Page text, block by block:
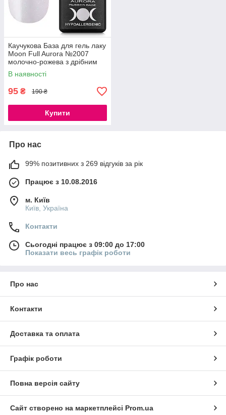
Каучукова База для гель лаку
Moon Full Aurora №2007
молочно-рожева з дрібним
шиммером 8 мл
В наявності
95 ₴ 190 ₴
Купити
Про нас
99% позитивних з 269 відгуків за рік
Працює з 10.08.2016
м. Київ
Київ, Україна
Контакти
Сьогодні працює з 09:00 до 17:00
Показати весь графік роботи
Про нас
Контакти
Доставка та оплата
Графік роботи
Повна версія сайту
Сайт створено на маркетплейсі Prom.ua